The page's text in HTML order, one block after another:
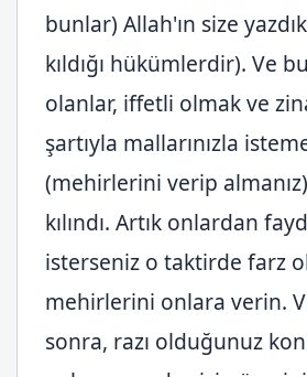
bunlar) Allah'ın size
kıldığı hükümlerdir). Ve
olanlar, iffetli olmak ve
şartıyla mallarınızla
(mehirlerini verip
kılındı. Artık onlardan
isterseniz o taktirde farz
mehirlerini onlara verin.
sonra, razı olduğunuz